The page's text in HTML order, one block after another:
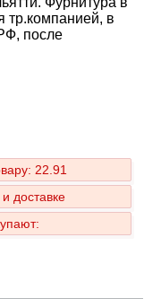
тр.компанией, в
после
22.91
доставке